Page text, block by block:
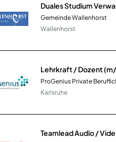
Gemeinde Wallenhorst
Wallenhorst
Karlsruhe